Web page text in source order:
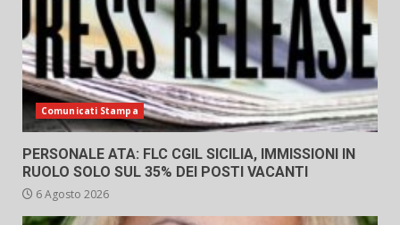
Comunicati Stampa
PERSONALE ATA: FLC CGIL SICILIA, IMMISSIONI IN
RUOLO SOLO SUL 35% DEI POSTI VACANTI
6 Agosto 2026